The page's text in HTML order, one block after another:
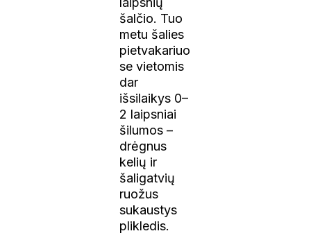
šalčio. Tuo
metu šalies
pietvakariuo
se vietomis
dar
išsilaikys 0–
2 laipsniai
šilumos –
drėgnus
kelių ir
šaligatvių
ruožus
sukaustys
plikledis.